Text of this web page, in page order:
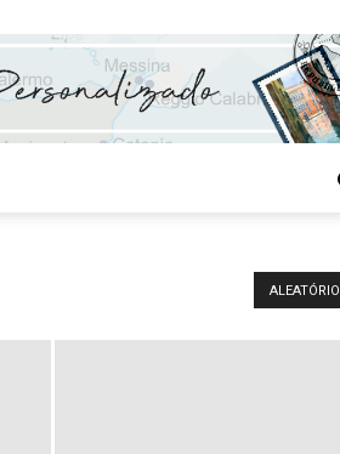
ALEATÓRIO